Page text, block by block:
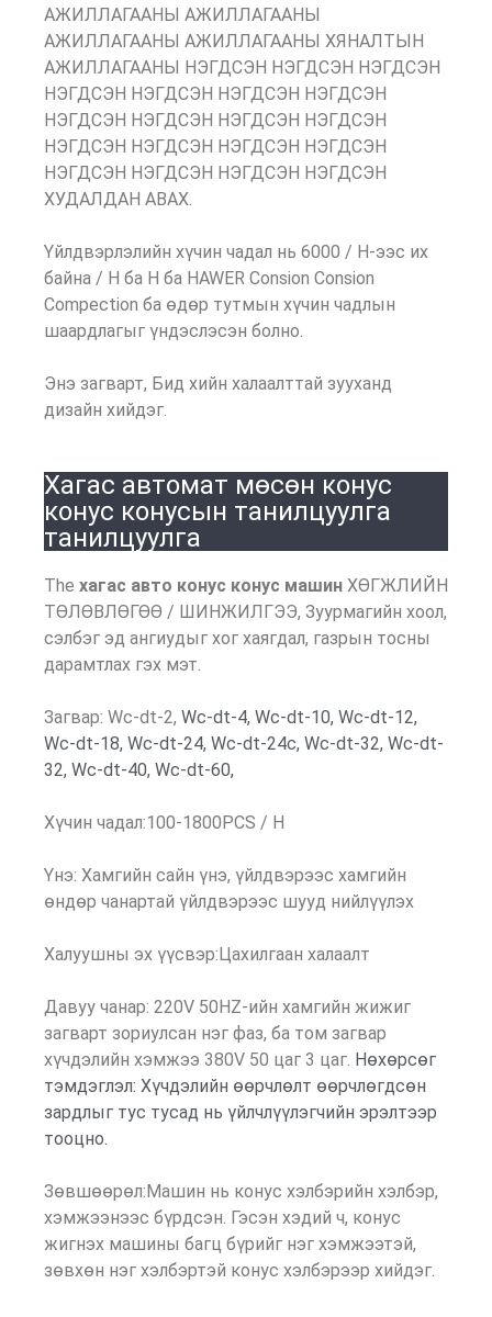
АЖИЛЛАГААНЫ АЖИЛЛАГААНЫ
АЖИЛЛАГААНЫ АЖИЛЛАГААНЫ ХЯНАЛТЫН
АЖИЛЛАГААНЫ НЭГДСЭН НЭГДСЭН НЭГДСЭН
НЭГДСЭН НЭГДСЭН НЭГДСЭН НЭГДСЭН
НЭГДСЭН НЭГДСЭН НЭГДСЭН НЭГДСЭН
НЭГДСЭН НЭГДСЭН НЭГДСЭН НЭГДСЭН
НЭГДСЭН НЭГДСЭН НЭГДСЭН НЭГДСЭН
ХУДАЛДАН АВАХ.
Үйлдвэрлэлийн хүчин чадал нь 6000 / H-ээс их
байна / H ба H ба HAWER Consion Consion
Compection ба өдөр тутмын хүчин чадлын
шаардлагыг үндэслэсэн болно.
Энэ загварт, Бид хийн халаалттай зууханд
дизайн хийдэг.
Хагас автомат мөсөн конус
конус конусын танилцуулга
танилцуулга
The хагас авто конус конус машин ХӨГЖЛИЙН
ТӨЛӨВЛӨГӨӨ / ШИНЖИЛГЭЭ, Зуурмагийн хоол,
сэлбэг эд ангиудыг хог хаягдал, газрын тосны
дарамтлах гэх мэт.
Загвар: Wc-dt-2, Wc-dt-4, Wc-dt-10, Wc-dt-12,
Wc-dt-18, Wc-dt-24, Wc-dt-24c, Wc-dt-32, Wc-dt-
32, Wc-dt-40, Wc-dt-60,
Хүчин чадал:100-1800PCS / H
Үнэ: Хамгийн сайн үнэ, үйлдвэрээс хамгийн
өндөр чанартай үйлдвэрээс шууд нийлүүлэх
Халуушны эх үүсвэр:Цахилгаан халаалт
Давуу чанар: 220V 50HZ-ийн хамгийн жижиг
загварт зориулсан нэг фаз, ба том загвар
хүчдэлийн хэмжээ 380V 50 цаг 3 цаг. Нөхөрсөг
тэмдэглэл: Хүчдэлийн өөрчлөлт өөрчлөгдсөн
зардлыг тус тусад нь үйлчлүүлэгчийн эрэлтээр
тооцно.
Зөвшөөрөл:Машин нь конус хэлбэрийн хэлбэр,
хэмжээнээс бүрдсэн. Гэсэн хэдий ч, конус
жигнэх машины багц бүрийг нэг хэмжээтэй,
зөвхөн нэг хэлбэртэй конус хэлбэрээр хийдэг.